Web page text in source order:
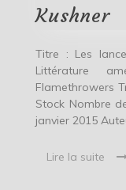
Kushner
Titre : Les
Littérature
Flamethrowers
Stock Nombre
janvier 2015
Lire la suite